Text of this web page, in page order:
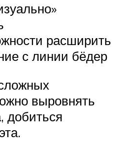
расширить
с линии бёдер
выровнять
добиться